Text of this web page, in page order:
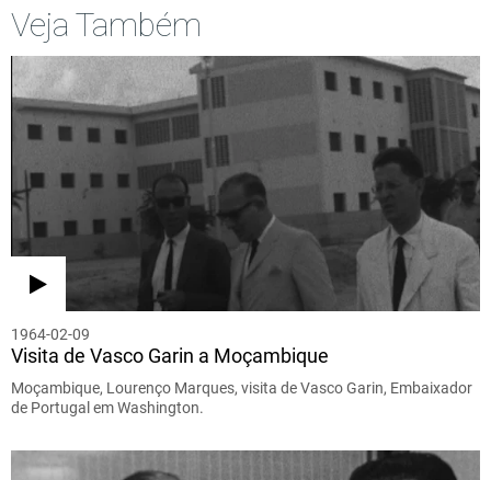
Veja Também
1964-02-09
Visita de Vasco Garin a Moçambique
Moçambique, Lourenço Marques, visita de Vasco Garin, Embaixador
de Portugal em Washington.